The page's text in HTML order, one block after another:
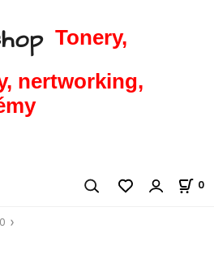
Tonery,
nertworking,
0